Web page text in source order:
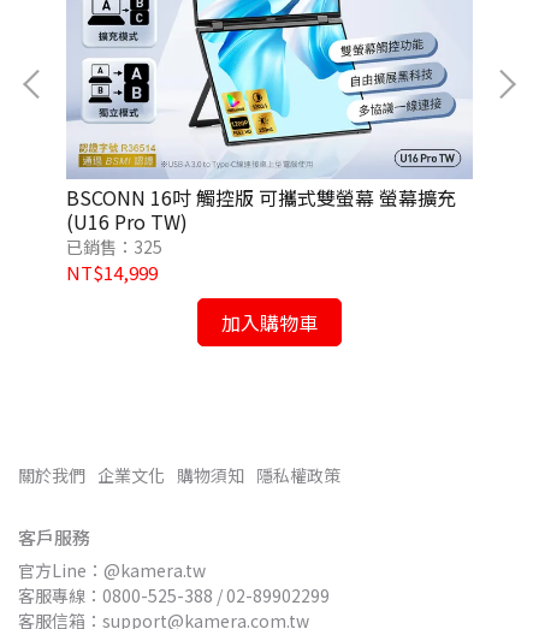
BSCONN 16吋 觸控版 可攜式雙螢幕 螢幕擴充
(U16 Pro TW)
已銷售：325
NT$14,999
加入購物車
關於我們 企業文化 購物須知 隱私權政策
客戶服務
官方Line：@kamera.tw
客服專線：0800-525-388 / 02-89902299
客服信箱：support@kamera.com.tw